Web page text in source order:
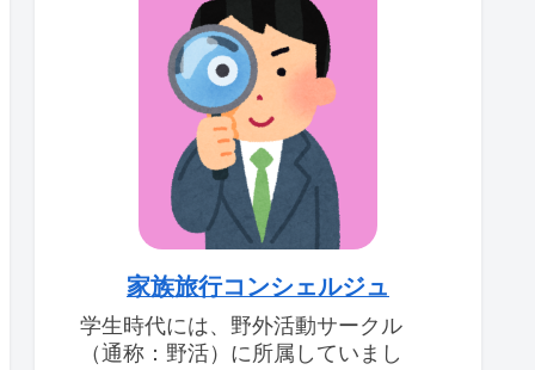
家族旅行コンシェルジュ
学生時代には、野外活動サークル
（通称：野活）に所属していまし